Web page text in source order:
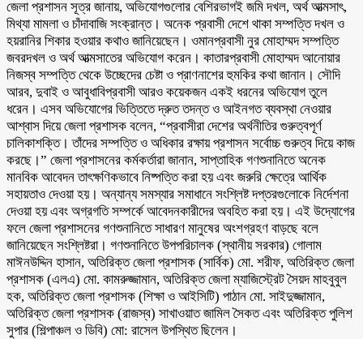
জেলা প্রশাসন সূত্র জানায়, অভিযোগগুলোর বেশিরভাগই জমি দখল, অর্থ আত্মসাৎ,
মিথ্যা মামলা ও চাঁদাবাজি সংক্রান্ত। অনেক প্রবাসী দেশে থাকা সম্পত্তি দখল ও
হয়রানির শিকার হওয়ার কথাও জানিয়েছেন। ওমানপ্রবাসী নুর মোহাম্মদ সম্পত্তি
জবরদখল ও অর্থ আত্মসাতের অভিযোগ করেন। কাতারপ্রবাসী মোহাম্মদ আনোয়ার
নিজস্ব সম্পত্তি থেকে উচ্ছেদের চেষ্টা ও প্রাণনাশের হুমকির কথা জানান। সৌদি
আরব, দুবাই ও আবুধাবিপ্রবাসী আরও কয়েকজন একই ধরনের অভিযোগ তুলে
ধরেন। এসব অভিযোগের ভিত্তিতে দ্রুত তদন্ত ও আইনগত ব্যবস্থা নেওয়ার
আশ্বাস দিয়ে জেলা প্রশাসক বলেন, “প্রবাসীরা দেশের অর্থনীতির গুরুত্বপূর্ণ
চালিকাশক্তি। তাঁদের সম্পত্তি ও অধিকার রক্ষায় প্রশাসন সর্বোচ্চ গুরুত্ব দিয়ে কাজ
করছে।” জেলা প্রশাসনের কর্মকর্তারা জানান, সাপ্তাহিক গণশুনানিতে অনেক
মানবিক আবেদন তাৎক্ষণিকভাবে নিষ্পত্তি করা হয় এবং জরুরি ক্ষেত্রে আর্থিক
সহায়তাও দেওয়া হয়। অন্যান্য সমস্যার সমাধানে সংশ্লিষ্ট দপ্তরগুলোকে নির্দেশনা
দেওয়া হয় এবং অগ্রগতি সম্পর্কে আবেদনকারীদের অবহিত করা হয়। এই উদ্যোগের
ফলে জেলা প্রশাসনের গণশুনানিতে সাধারণ মানুষের অংশগ্রহণ বাড়ছে বলে
জানিয়েছেন সংশ্লিষ্টরা। গণশুনানিতে উপপরিচালক (স্থানীয় সরকার) গোলাম
মাঈনউদ্দিন হাসান, অতিরিক্ত জেলা প্রশাসক (সার্বিক) মো. শরীফ, অতিরিক্ত জেলা
প্রশাসক (এলএ) মো. কামরুজ্জামান, অতিরিক্ত জেলা ম্যাজিস্ট্রেট সৈয়দ মাহবুবুল
হক, অতিরিক্ত জেলা প্রশাসক (শিক্ষা ও আইসিটি) পাঠান মো. সাইদুজ্জামান,
অতিরিক্ত জেলা প্রশাসক (রাজস্ব) সাখাওয়াত জামিল সৈকত এবং অতিরিক্ত পুলিশ
সুপার (শিল্পাঞ্চল ও ডিবি) মো: রাসেল উপস্থিত ছিলেন।